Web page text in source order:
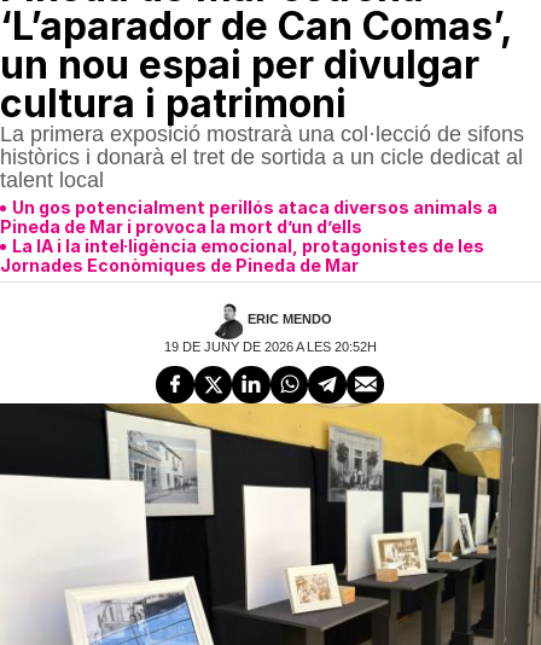
‘L’aparador de Can Comas’,
un nou espai per divulgar
cultura i patrimoni
La primera exposició mostrarà una col·lecció de sifons
històrics i donarà el tret de sortida a un cicle dedicat al
talent local
Un gos potencialment perillós ataca diversos animals a
Pineda de Mar i provoca la mort d’un d’ells
La IA i la intel·ligència emocional, protagonistes de les
Jornades Econòmiques de Pineda de Mar
ERIC MENDO
19 DE JUNY DE 2026 A LES 20:52H